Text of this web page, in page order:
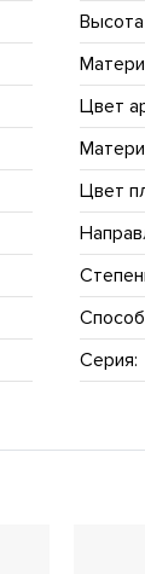
Цвет
Цвет
Серия: